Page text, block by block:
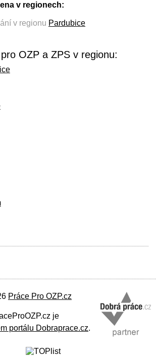
v regionech:
v regionu Pardubice
OZP a ZPS v regionu:
Práce Pro OZP.cz
je
portálu Dobraprace.cz.